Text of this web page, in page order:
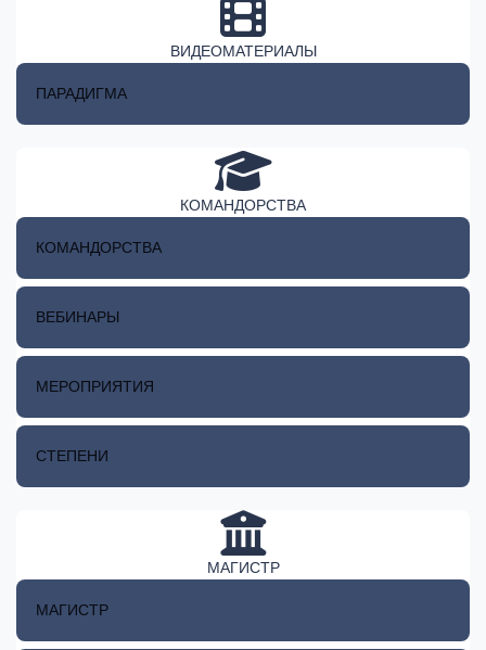
ВИДЕОМАТЕРИАЛЫ
ПАРАДИГМА
КОМАНДОРСТВА
КОМАНДОРСТВА
ВЕБИНАРЫ
МЕРОПРИЯТИЯ
СТЕПЕНИ
МАГИСТР
МАГИСТР